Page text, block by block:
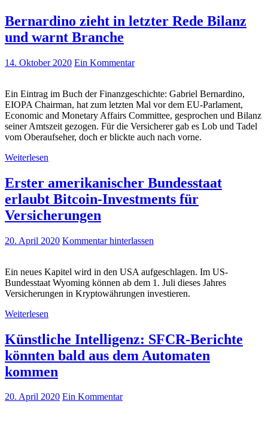
Bernardino zieht in letzter Rede Bilanz
und warnt Branche
14. Oktober 2020 Ein Kommentar
Ein Eintrag im Buch der Finanzgeschichte: Gabriel Bernardino,
EIOPA Chairman, hat zum letzten Mal vor dem EU-Parlament,
Economic and Monetary Affairs Committee, gesprochen und Bilanz
seiner Amtszeit gezogen. Für die Versicherer gab es Lob und Tadel
vom Oberaufseher, doch er blickte auch nach vorne.
Weiterlesen
Erster amerikanischer Bundesstaat
erlaubt Bitcoin-Investments für
Versicherungen
20. April 2020 Kommentar hinterlassen
Ein neues Kapitel wird in den USA aufgeschlagen. Im US-
Bundesstaat Wyoming können ab dem 1. Juli dieses Jahres
Versicherungen in Kryptowährungen investieren.
Weiterlesen
Künstliche Intelligenz: SFCR-Berichte
könnten bald aus dem Automaten
kommen
20. April 2020 Ein Kommentar